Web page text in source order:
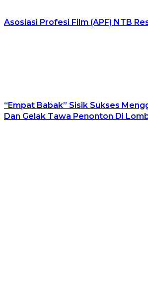
Asosiasi Profesi Film (APF) NTB
“Empat Babak” Sisik Sukses
Dan Gelak Tawa Penonton Di